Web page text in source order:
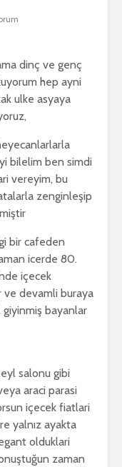
dinç ve genç
hep ayni
ulke asyaya
bilelim ben simdi
vereyim, bu
zenginleşip
bir cafeden
icerde 80.
içecek
ve devamli buraya
bayanlar
salonu gibi
araci parasi
içecek fiatlari
yalnız ayakta
olduklari
zaman